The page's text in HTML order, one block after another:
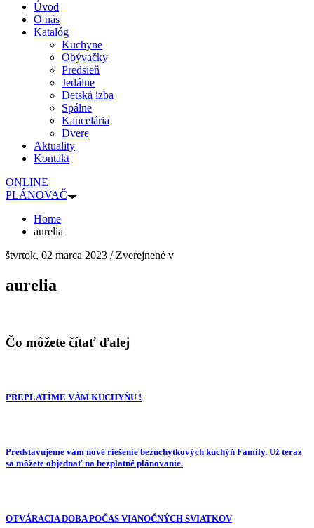
Úvod
O nás
Katalóg
Kuchyne
Obývačky
Predsieň
Jedálne
Detská izba
Spálne
Kancelária
Dvere
Aktuality
Kontakt
ONLINE
PLÁNOVAČ
Home
aurelia
štvrtok, 02 marca 2023 /Zverejnené v
aurelia
Čo môžete čítať ďalej
PREPLATÍME VÁM KUCHYŇU !
Predstavujeme vám nové riešenie bezúchytkových kuchýň Family. Už teraz
sa môžete objednať na bezplatné plánovanie.
OTVÁRACIA DOBA POČAS VIANOČNÝCH SVIATKOV